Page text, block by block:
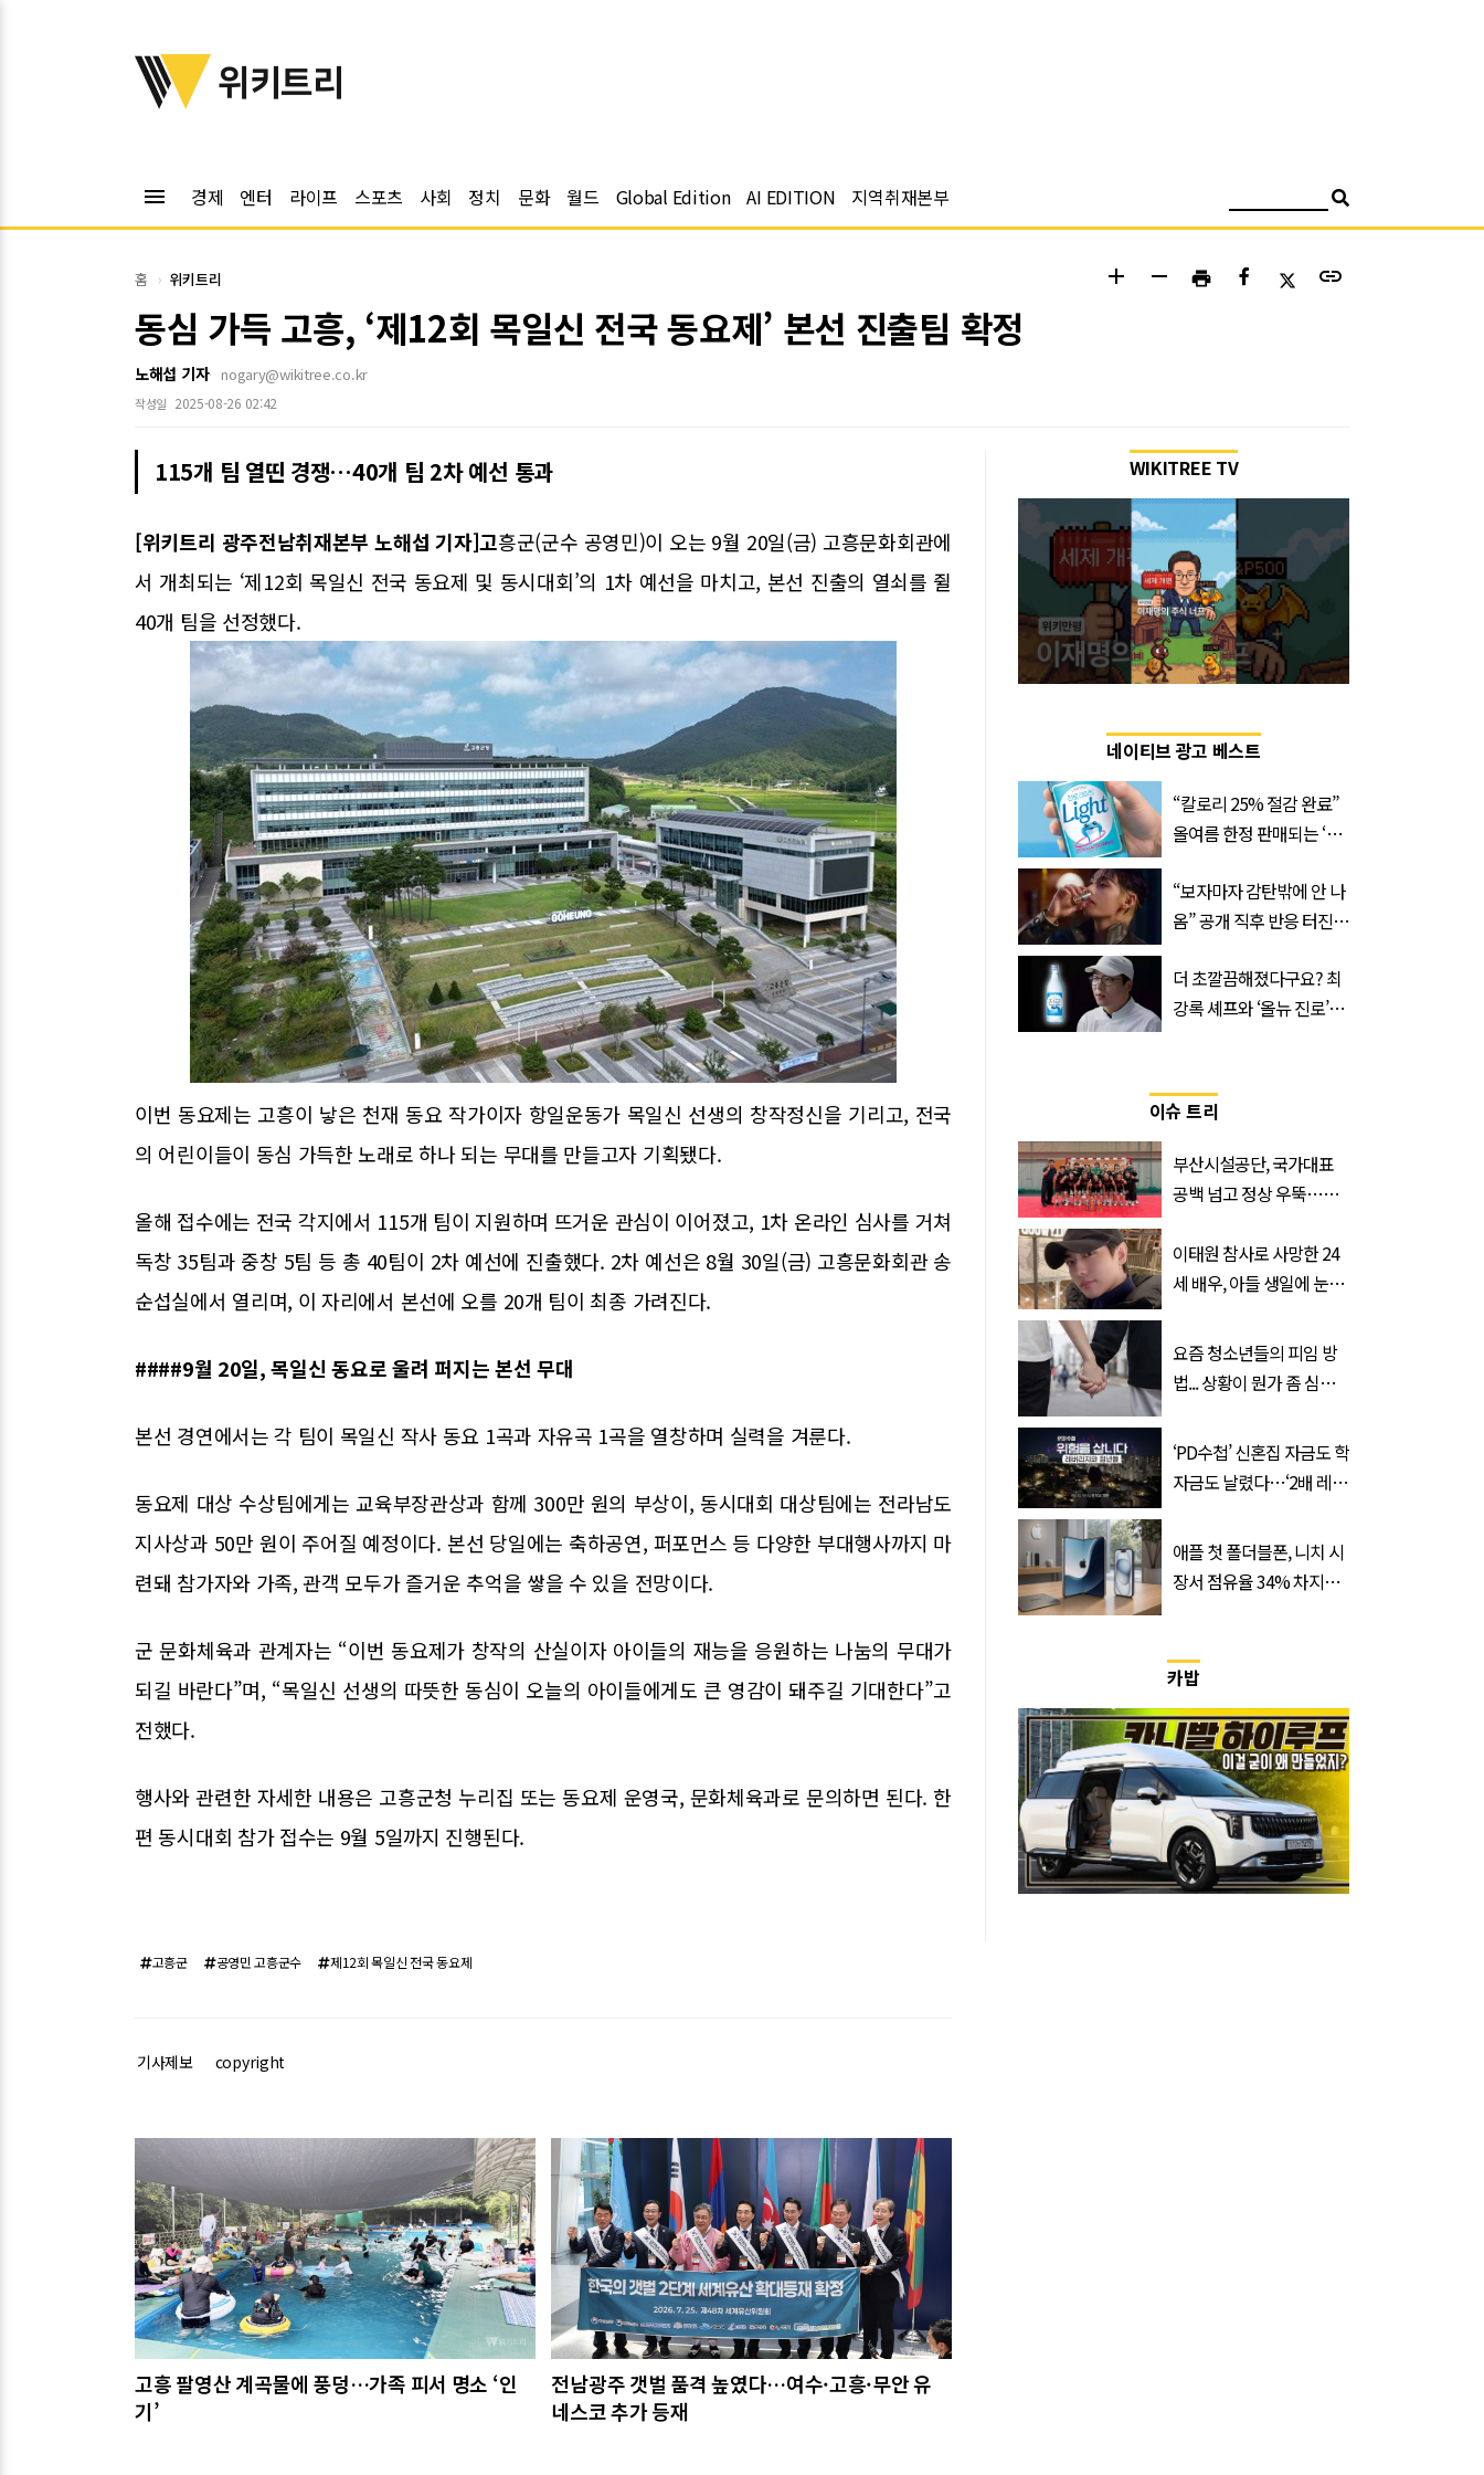
위키트리
위키트리
menu 경제 엔터 라이프 스포츠 사회 정치 문화 월드 Global Edition AI EDITION 지역취재본부
홈 위키트리 add remove print link
동심 가득 고흥, ‘제12회 목일신 전국 동요제’ 본선 진출팀 확정
노해섭 기자 nogary@wikitree.co.kr
작성일 2025-08-26 02:42
115개 팀 열띤 경쟁…40개 팀 2차 예선 통과
[위키트리 광주전남취재본부 노해섭 기자]고흥군(군수 공영민)이 오는 9월 20일(금) 고흥문화회관에
서 개최되는 ‘제12회 목일신 전국 동요제 및 동시대회’의 1차 예선을 마치고, 본선 진출의 열쇠를 쥘
40개 팀을 선정했다.
이번 동요제는 고흥이 낳은 천재 동요 작가이자 항일운동가 목일신 선생의 창작정신을 기리고, 전국
의 어린이들이 동심 가득한 노래로 하나 되는 무대를 만들고자 기획됐다.
올해 접수에는 전국 각지에서 115개 팀이 지원하며 뜨거운 관심이 이어졌고, 1차 온라인 심사를 거쳐
독창 35팀과 중창 5팀 등 총 40팀이 2차 예선에 진출했다. 2차 예선은 8월 30일(금) 고흥문화회관 송
순섭실에서 열리며, 이 자리에서 본선에 오를 20개 팀이 최종 가려진다.
####9월 20일, 목일신 동요로 울려 퍼지는 본선 무대
본선 경연에서는 각 팀이 목일신 작사 동요 1곡과 자유곡 1곡을 열창하며 실력을 겨룬다.
동요제 대상 수상팀에게는 교육부장관상과 함께 300만 원의 부상이, 동시대회 대상팀에는 전라남도
지사상과 50만 원이 주어질 예정이다. 본선 당일에는 축하공연, 퍼포먼스 등 다양한 부대행사까지 마
련돼 참가자와 가족, 관객 모두가 즐거운 추억을 쌓을 수 있을 전망이다.
군 문화체육과 관계자는 “이번 동요제가 창작의 산실이자 아이들의 재능을 응원하는 나눔의 무대가
되길 바란다”며, “목일신 선생의 따뜻한 동심이 오늘의 아이들에게도 큰 영감이 돼주길 기대한다”고
전했다.
행사와 관련한 자세한 내용은 고흥군청 누리집 또는 동요제 운영국, 문화체육과로 문의하면 된다. 한
편 동시대회 참가 접수는 9월 5일까지 진행된다.
고흥군 공영민 고흥군수 제12회 목일신 전국 동요제
기사제보 copyright
관련기사
고흥 팔영산 계곡물에 풍덩…가족 피서 명소 ‘인
기’
전남광주 갯벌 품격 높였다…여수·고흥·무안 유
네스코 추가 등재
WIKITREE TV
네이티브 광고 베스트
“칼로리 25% 절감 완료”
올여름 한정 판매되는 ‘최
“보자마자 감탄밖에 안 나
옴” 공개 직후 반응 터진
더 초깔끔해졌다구요? 최
강록 셰프와 ‘올뉴 진로’의
이슈 트리
부산시설공단, 국가대표
공백 넘고 정상 우뚝…디
이태원 참사로 사망한 24
세 배우, 아들 생일에 눈물
요즘 청소년들의 피임 방
법... 상황이 뭔가 좀 심각
‘PD수첩’ 신혼집 자금도 학
자금도 날렸다…‘2배 레버
애플 첫 폴더블폰, 니치 시
장서 점유율 34% 차지할
카밥